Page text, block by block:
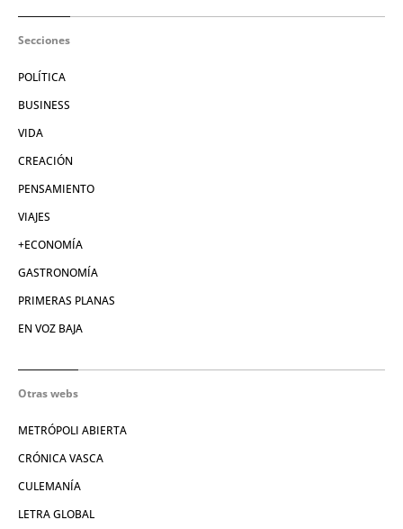
Secciones
POLÍTICA
BUSINESS
VIDA
CREACIÓN
PENSAMIENTO
VIAJES
+ECONOMÍA
GASTRONOMÍA
PRIMERAS PLANAS
EN VOZ BAJA
Otras webs
METRÓPOLI ABIERTA
CRÓNICA VASCA
CULEMANÍA
LETRA GLOBAL